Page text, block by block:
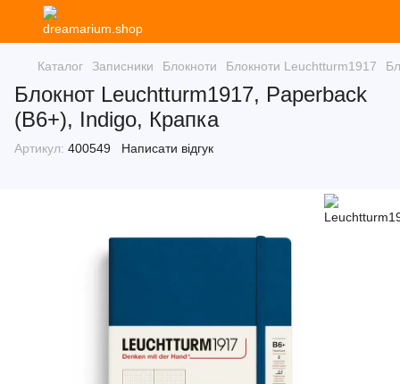
Каталог Записники Блокноти Блокноти Leuchtturm1917
Блокнот Leuchtturm1917, Paperback
(B6+), Indigo, Крапка
Артикул: 400549 Написати відгук